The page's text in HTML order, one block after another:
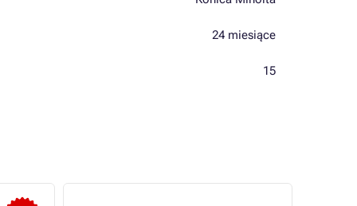
24 miesiące
15